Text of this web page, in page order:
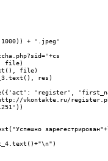
+ '.jpeg'
file)
file)
res)
'register',
vkontakte.ru/